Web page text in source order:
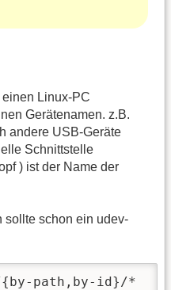
Linux-PC
Gerätenamen. z.B.
andere USB-Geräte
Schnittstelle
) ist der Name der
sollte schon ein udev-
path,by-id}/*